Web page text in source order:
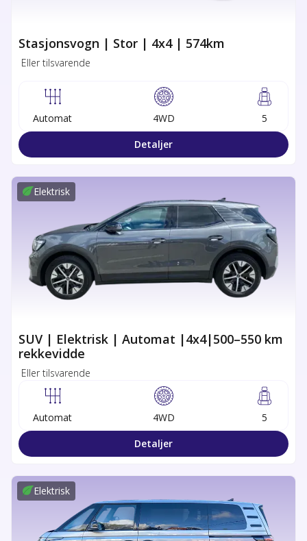
Stasjonsvogn | Stor | 4x4 | 574km
Eller tilsvarende
Automat 4WD
5
Detaljer
Elektrisk
SUV | Elektrisk | Automat |4x4|500–550 km
rekkevidde
Eller tilsvarende
Automat 4WD
5
Detaljer
Elektrisk